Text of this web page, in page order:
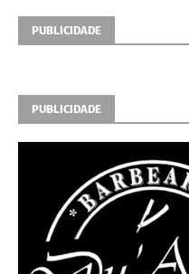
PUBLICIDADE
PUBLICIDADE